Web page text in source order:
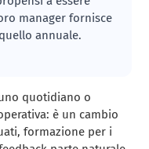
manager fornisce
annuale.
quotidiano o
è un cambio
formazione per i